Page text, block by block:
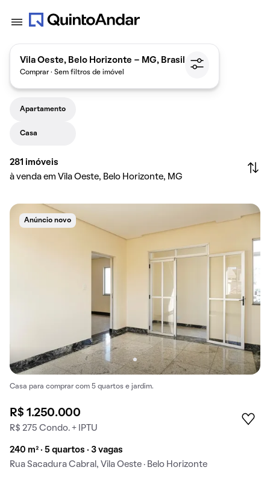
Vila Oeste, Belo Horizonte - MG, Brasil
Comprar · Sem filtros de imóvel
Apartamento
Casa
281 imóveis
à venda em Vila Oeste, Belo Horizonte, MG
Anúncio novo
Casa para comprar com 5 quartos e jardim.
R$ 1.250.000
R$ 275 Condo. + IPTU
240 m² · 5 quartos · 3 vagas
Rua Sacadura Cabral, Vila Oeste · Belo Horizonte